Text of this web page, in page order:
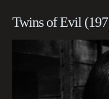
Twins of Evil